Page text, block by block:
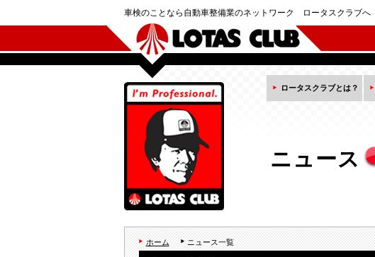
車検のことなら自動車整備業のネットワーク ロータスクラブへ
ロータスクラブとは？
ニュース
ホーム ニュース一覧